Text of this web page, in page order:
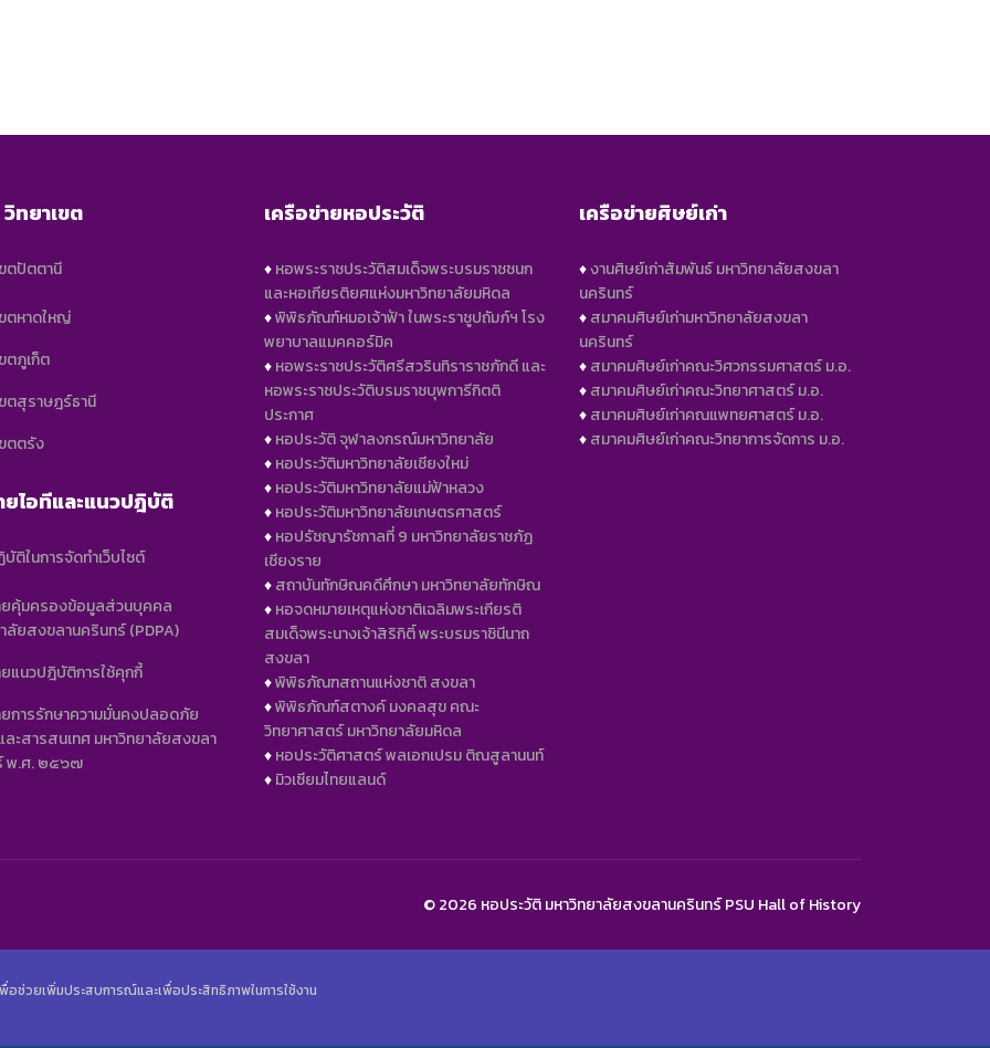
ทยาเขต
ตปัตตานี
ตหาดใหญ่
ตภูเก็ต
ตสุราษฎร์ธานี
ตตรัง
ยไอทีและแนวปฎิบัติ
ติในการจัดทำเว็บไซต์
ยคุ้มครองข้อมูลส่วนบุคคล
ลัยสงขลานครินทร์ (PDPA)
แนวปฎิบัติการใช้คุกกี้
ยการรักษาความมั่นคงปลอดภัย
ละสารสนเทศ มหาวิทยาลัยสงขลา
พ.ศ. ๒๕๖๗
เครือข่ายหอประวัติ
♦️หอพระราชประวัติสมเด็จพระบรมราชชนก
และหอเกียรติยศแห่งมหาวิทยาลัยมหิดล
♦️พิพิธภัณฑ์หมอเจ้าฟ้า ในพระราชูปถัมภ์ฯ โรง
พยาบาลแมคคอร์มิค
♦️หอพระราชประวัติศรีสวรินทิราราชภักดี และ
หอพระราชประวัติบรมราชบุพการีกิตติ
ประกาศ
♦️หอประวัติ จุฬาลงกรณ์มหาวิทยาลัย
♦️หอประวัติมหาวิทยาลัยเชียงใหม่
♦️หอประวัติมหาวิทยาลัยแม่ฟ้าหลวง
♦️หอประวัติมหาวิทยาลัยเกษตรศาสตร์
♦️หอปรัชญารัชกาลที่ 9 มหาวิทยาลัยราชภัฏ
เชียงราย
♦️สถาบันทักษิณคดีศึกษา มหาวิทยาลัยทักษิณ
♦️หอจดหมายเหตุแห่งชาติเฉลิมพระเกียรติ
สมเด็จพระนางเจ้าสิริกิติ์ พระบรมราชินีนาถ
สงขลา
♦️พิพิธภัณฑสถานแห่งชาติ สงขลา
♦️พิพิธภัณฑ์สตางค์ มงคลสุข คณะ
วิทยาศาสตร์ มหาวิทยาลัยมหิดล
♦️หอประวัติศาสตร์ พลเอกเปรม ติณสูลานนท์
♦️มิวเซียมไทยแลนด์
เครือข่ายศิษย์เก่า
♦️งานศิษย์เก่าสัมพันธ์ มหาวิทยาลัยสงขลา
นครินทร์
♦️สมาคมศิษย์เก่ามหาวิทยาลัยสงขลา
นครินทร์
♦️สมาคมศิษย์เก่าคณะวิศวกรรมศาสตร์ ม.อ.
♦️สมาคมศิษย์เก่าคณะวิทยาศาสตร์ ม.อ.
♦️สมาคมศิษย์เก่าคณแพทยศาสตร์ ม.อ.
♦️สมาคมศิษย์เก่าคณะวิทยาการจัดการ ม.อ.
© 2026 หอประวัติ มหาวิทยาลัยสงขลานครินทร์ PSU Hall of History
อช่วยเพิ่มประสบการณ์และเพื่อประสิทธิภาพในการใช้งาน